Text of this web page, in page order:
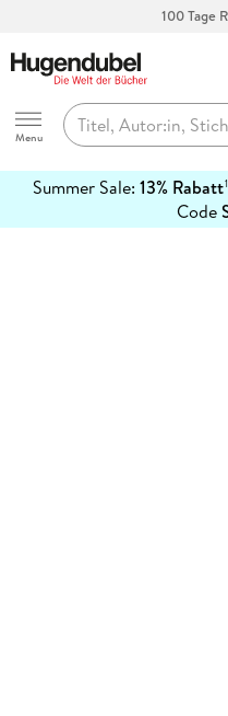
100 Tage
Hugendubel
Menu
Summer Sale: 13% Rabatt
Code
erfahren